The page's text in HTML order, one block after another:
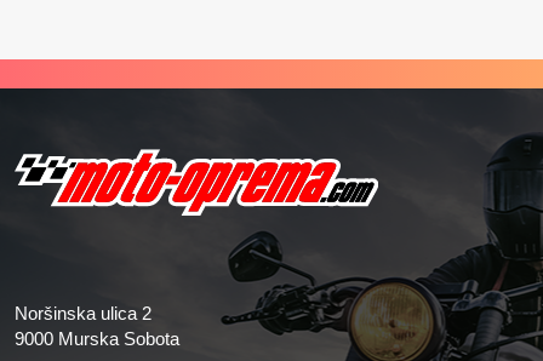
Noršinska ulica 2
9000 Murska Sobota